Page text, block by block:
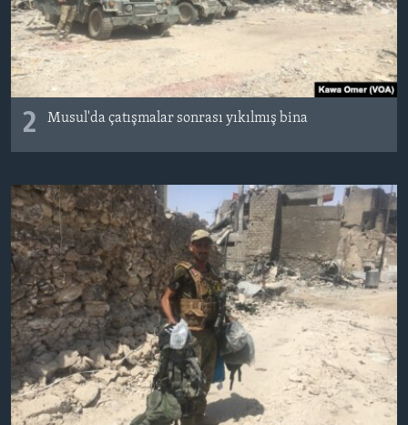
2 Musul'da çatışmalar sonrası yıkılmış bina